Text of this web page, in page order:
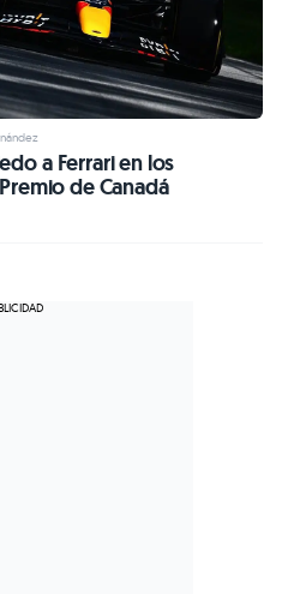
a Ferrari en los
de Canadá